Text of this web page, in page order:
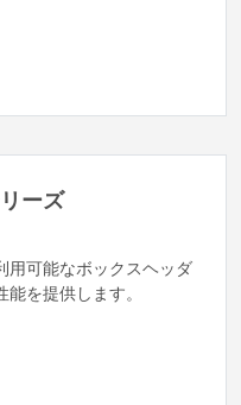
ーズ
用可能なボックスヘッダ
を提供します。